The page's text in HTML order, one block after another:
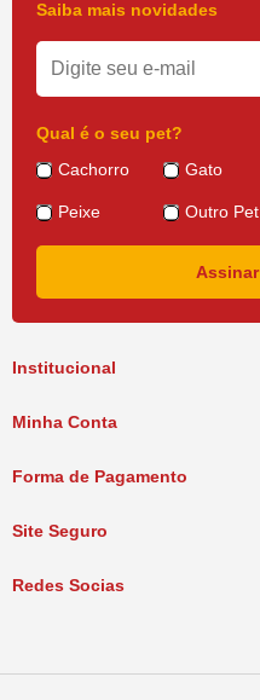
Institucional
Política de Pagamento
Política de Entrega
Minha Conta
Forma de Pagamento
Site Seguro
Redes Socias
Saiba mais novidades
Qual é o seu pet?
Cachorro
Gato
Peixe Outro Pet